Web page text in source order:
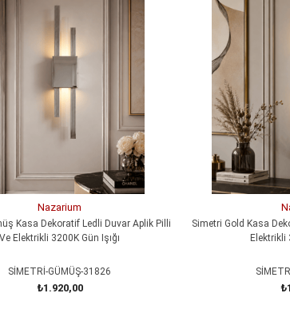
Nazarium
Kasa Dekoratif Ledli Duvar Aplik Pilli
Ve Elektrikli 3200K Gün Işığı
SİMETRİ-GÜMÜŞ-31826
₺1.920,00
Simetri Gold Kasa
Elektrikli